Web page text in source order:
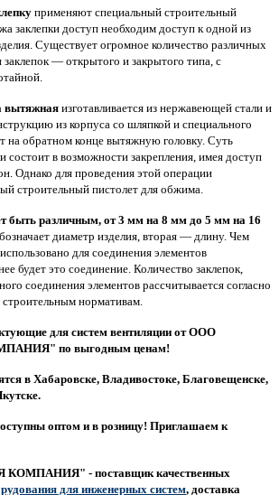
применяют специальный строительный
заклепки доступ необходим доступ к одной из
Существует огромное количество различных
заклепок — открытого и закрытого типа, с
вытяжная изготавливается из нержавеющей стали и
из корпуса со шляпкой и специального
на обратном конце вытяжную головку. Суть
состоит в возможности закрепления, имея доступ
Однако для проведения этой операции
строительный пистолет для обжима.
быть различным, от 3 мм на 8 мм до 5 мм на 16
диаметр изделия, вторая — длину. Чем
для соединения элементов
будет это соединение. Количество заклепок,
соединения элементов рассчитывается согласно
нормативам.
для систем вентиляции от ООО
по выгодным ценам!
в Хабаровске, Владивостоке, Благовещенске,
оптом и в розницу! Приглашаем к
- поставщик качественных
для инженерных систем, доставка